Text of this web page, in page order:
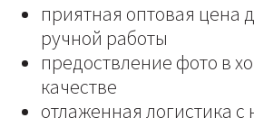
приятная оптовая цена
ручной работы
предоствление фото в
качестве
отлаженная логистика